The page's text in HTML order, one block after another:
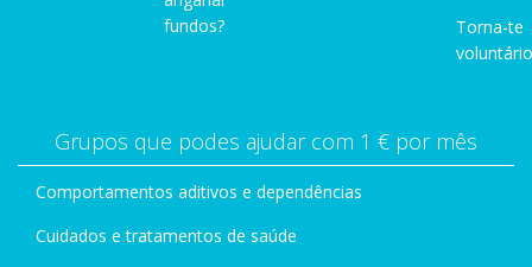
fundos?
Torna-te
Grupos que podes ajudar com 1 € por mês
Comportamentos aditivos e dependências
Cuidados e tratamentos de saúde